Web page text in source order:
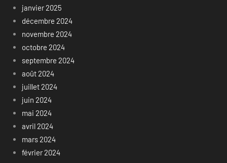
janvier 2025
décembre 2024
novembre 2024
octobre 2024
septembre 2024
août 2024
juillet 2024
juin 2024
mai 2024
avril 2024
mars 2024
février 2024